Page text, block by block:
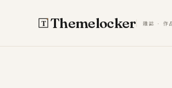
Themelocker 雜誌 · 作